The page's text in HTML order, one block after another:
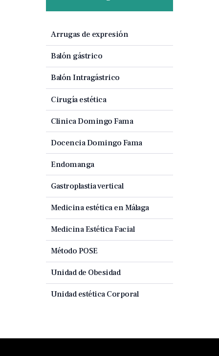
Arrugas de expresión
Balón gástrico
Balón Intragástrico
Cirugía estética
Clinica Domingo Fama
Docencia Domingo Fama
Endomanga
Gastroplastia vertical
Medicina estética en Málaga
Medicina Estética Facial
Método POSE
Unidad de Obesidad
Unidad estética Corporal